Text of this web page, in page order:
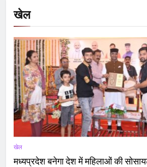
खेल
खेल
मध्यप्रदेश बनेगा देश में महिलाओं की